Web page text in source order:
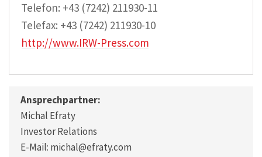
Telefon: +43 (7242) 211930-11
Telefax: +43 (7242) 211930-10
http://www.IRW-Press.com
Ansprechpartner:
Michal Efraty
Investor Relations
E-Mail: michal@efraty.com